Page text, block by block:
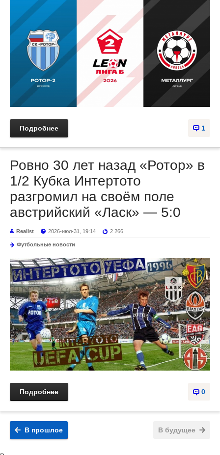
1
Подробнее
Ровно 30 лет назад «Ротор» в
1/2 Кубка Интертото
разгромил на своём поле
австрийский «Ласк» — 5:0
Realist 2026-июл-31, 19:14 2 266
Футбольные новости
0
Подробнее
В будущее
В прошлое